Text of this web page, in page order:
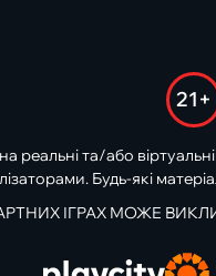
21+
та/або
Будь-які
ІГРАХ МОЖЕ